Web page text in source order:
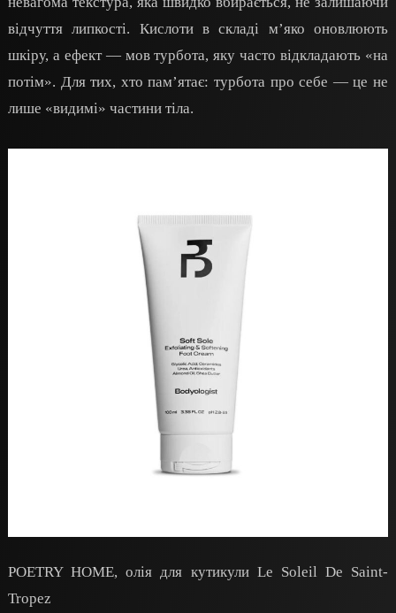
відчуття липкості. Кислоти в складі м’яко оновлюють
шкіру, а ефект — мов турбота, яку часто відкладають «на
потім». Для тих, хто пам’ятає: турбота про себе — це не
лише «видимі» частини тіла.
POETRY HOME, олія для кутикули Le Soleil De Saint-
Tropez